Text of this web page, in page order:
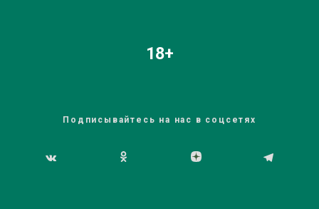
18+
Подписывайтесь на нас в соцсетях